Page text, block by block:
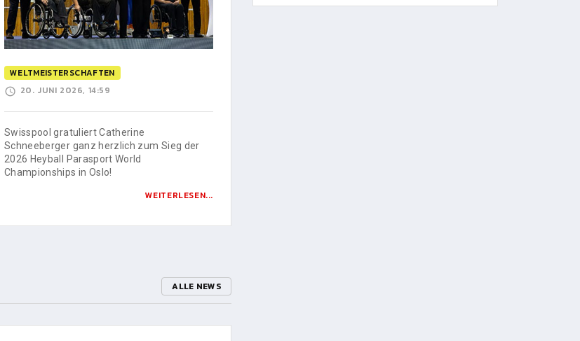
WELTMEISTERSCHAFTEN
20. JUNI 2026, 14:59
Swisspool gratuliert Catherine
Schneeberger ganz herzlich zum Sieg der
2026 Heyball Parasport World
Championships in Oslo!
WEITERLESEN...
ALLE NEWS